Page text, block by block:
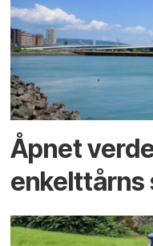
Åpnet
enkelt­tårns